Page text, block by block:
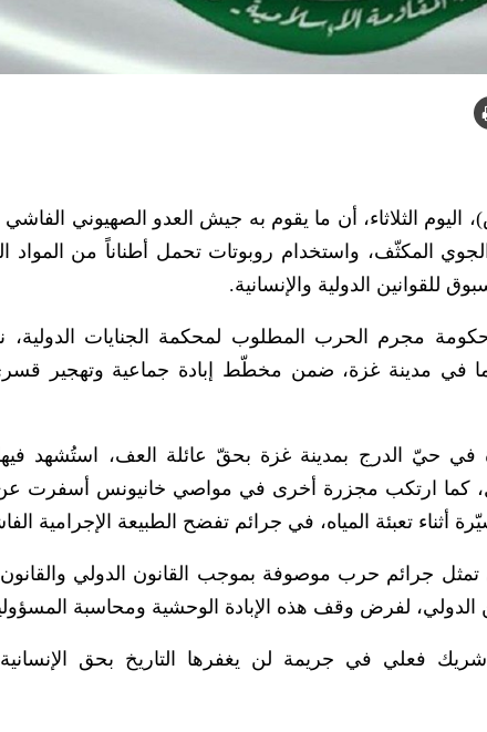
اليوم الثلاثاء، أن ما يقوم به جيش العدو الصهيوني
المكثّف، واستخدام روبوتات تحمل أطناناً من المواد
للقوانين الدولية والإنسانية.
مجرم الحرب المطلوب لمحكمة الجنايات الدولية،
سيما في مدينة غزة، ضمن مخطّط إبادة جماعية وتهجير
في حيّ الدرج بمدينة غزة بحقّ عائلة العف، استُشهد
كما ارتكب مجزرة أخرى في مواصي خانيونس أسفرت
أثناء تعبئة المياه، في جرائم تفضح الطبيعة الإجرامية
جرائم حرب موصوفة بموجب القانون الدولي والقانون
لفرض وقف هذه الإبادة الوحشية ومحاسبة
شريك فعلي في جريمة لن يغفرها التاريخ بحق